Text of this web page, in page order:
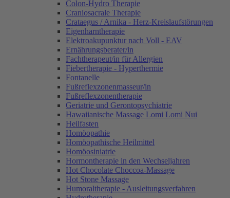
Colon-Hydro Therapie
Craniosacrale Therapie
Crataegus / Arnika - Herz-Kreislaufstörungen
Eigenharntherapie
Elektroakupunktur nach Voll - EAV
Ernährungsberater/in
Fachtherapeut/in für Allergien
Fiebertherapie - Hyperthermie
Fontanelle
Fußreflexzonenmasseur/in
Fußreflexzonentherapie
Geriatrie und Gerontopsychiatrie
Hawaiianische Massage Lomi Lomi Nui
Heilfasten
Homöopathie
Homöopathische Heilmittel
Homöosiniatrie
Hormontherapie in den Wechseljahren
Hot Chocolate Choccoa-Massage
Hot Stone Massage
Humoraltherapie - Ausleitungsverfahren